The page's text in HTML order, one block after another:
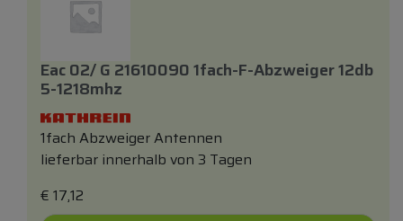
Eac 02/ G 21610090 1fach-F-Abzweiger 12db
5-1218mhz
1fach Abzweiger Antennen
lieferbar innerhalb von 3 Tagen
€ 17,12